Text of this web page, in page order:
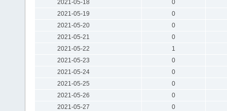
2021-05-18
0
2021-05-19
0
2021-05-20
0
2021-05-21
0
2021-05-22
1
2021-05-23
0
2021-05-24
0
2021-05-25
0
2021-05-26
0
2021-05-27
0